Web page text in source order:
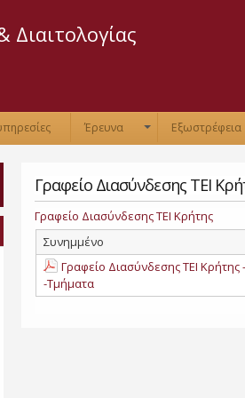
προς το
κυρίως
Έρευνα Εξωστρέφεια
Γραφείο Διασύνδεσης ΤΕΙ
Γραφείο Διασύνδεσης ΤΕΙ Κρήτης
Συνημμένο
Γραφείο Διασύνδεσης ΤΕΙ
-Τμήματα